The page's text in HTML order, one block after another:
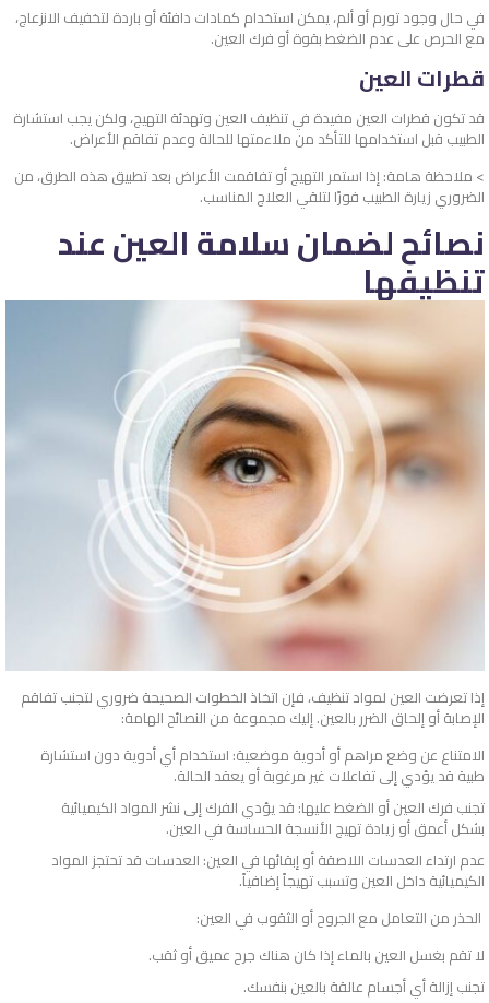
في حال وجود تورم أو ألم، يمكن استخدام كمادات دافئة أو باردة لتخفيف الانزعاج،
مع الحرص على عدم الضغط بقوة أو فرك العين.
قطرات العين
قد تكون قطرات العين مفيدة في تنظيف العين وتهدئة التهيج، ولكن يجب استشارة
الطبيب قبل استخدامها للتأكد من ملاءمتها للحالة وعدم تفاقم الأعراض.
> ملاحظة هامة: إذا استمر التهيج أو تفاقمت الأعراض بعد تطبيق هذه الطرق، من
الضروري زيارة الطبيب فورًا لتلقي العلاج المناسب.
نصائح لضمان سلامة العين عند
تنظيفها
إذا تعرضت العين لمواد تنظيف، فإن اتخاذ الخطوات الصحيحة ضروري لتجنب تفاقم
الإصابة أو إلحاق الضرر بالعين. إليك مجموعة من النصائح الهامة:
الامتناع عن وضع مراهم أو أدوية موضعية: استخدام أي أدوية دون استشارة
طبية قد يؤدي إلى تفاعلات غير مرغوبة أو يعقد الحالة.
تجنب فرك العين أو الضغط عليها: قد يؤدي الفرك إلى نشر المواد الكيميائية
بشكل أعمق أو زيادة تهيج الأنسجة الحساسة في العين.
عدم ارتداء العدسات اللاصقة أو إبقائها في العين: العدسات قد تحتجز المواد
الكيميائية داخل العين وتسبب تهيجاً إضافياً.
الحذر من التعامل مع الجروح أو الثقوب في العين:
لا تقم بغسل العين بالماء إذا كان هناك جرح عميق أو ثقب.
تجنب إزالة أي أجسام عالقة بالعين بنفسك.